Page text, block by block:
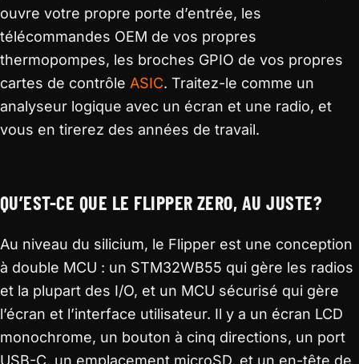
ouvre votre propre porte d’entrée, les
télécommandes OEM de vos propres
thermopompes, les broches GPIO de vos propres
cartes de contrôle ASIC. Traitez-le comme un
analyseur logique avec un écran et une radio, et
vous en tirerez des années de travail.
QU’EST-CE QUE LE FLIPPER ZERO, AU JUSTE?
Au niveau du silicium, le Flipper est une conception
à double MCU : un STM32WB55 qui gère les radios
et la plupart des I/O, et un MCU sécurisé qui gère
l’écran et l’interface utilisateur. Il y a un écran LCD
monochrome, un bouton à cinq directions, un port
USB-C, un emplacement microSD, et un en-tête de